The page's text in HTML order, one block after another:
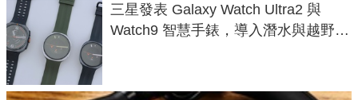
三星發表 Galaxy Watch Ultra2 與
Watch9 智慧手錶，導入潛水與越野跑